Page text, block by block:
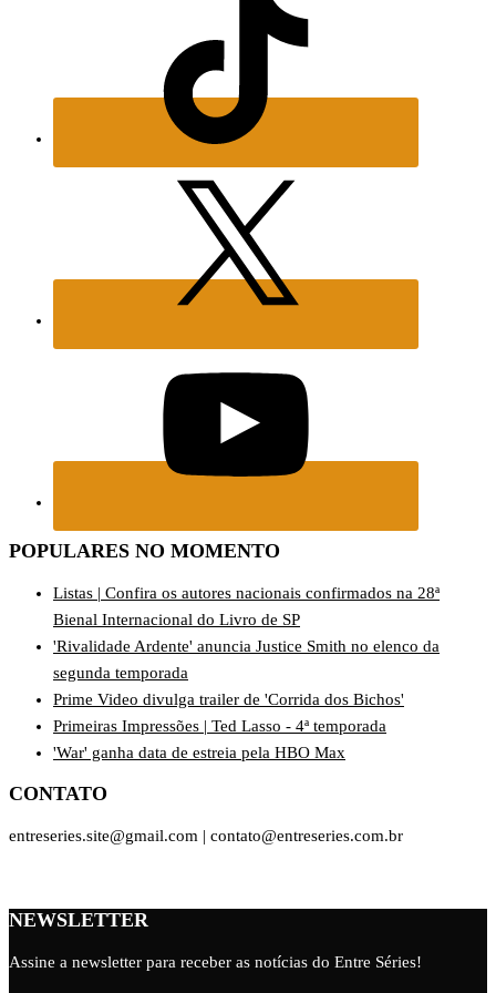
POPULARES NO MOMENTO
Listas | Confira os autores nacionais confirmados na 28ª
Bienal Internacional do Livro de SP
'Rivalidade Ardente' anuncia Justice Smith no elenco da
segunda temporada
Prime Video divulga trailer de 'Corrida dos Bichos'
Primeiras Impressões | Ted Lasso - 4ª temporada
'War' ganha data de estreia pela HBO Max
CONTATO
entreseries.site@gmail.com | contato@entreseries.com.br
NEWSLETTER
Assine a newsletter para receber as notícias do Entre Séries!